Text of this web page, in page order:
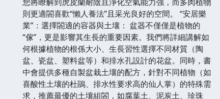
則更適閤喜歡“懶人養法”且采光良好的空間。 “安居樂
業”：選擇閤適的容器與土壤： 盆器不僅僅是植物的
“傢”，更是影響其生長的重要因素。我們將詳細講解如
何根據植物的根係大小、生長習性選擇不同材質（陶
盆、瓷盆、塑料盆等）和排水孔設計的花盆。同時，書
中會提供多種自製盆栽土壤的配方，針對不同植物（如
喜酸性土壤的杜鵑、排水性要求高的仙人掌）的特殊需
求，推薦最優的土壤組閤，如腐葉土、泥炭土、珍珠